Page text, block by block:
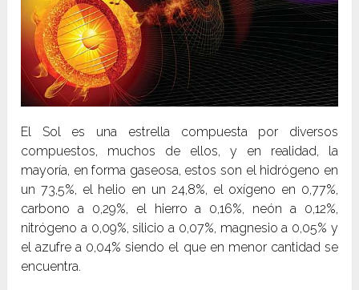
El Sol es una estrella compuesta por diversos
compuestos, muchos de ellos, y en realidad, la
mayoría, en forma gaseosa, estos son el hidrógeno en
un 73,5%, el helio en un 24,8%, el oxígeno en 0,77%,
carbono a 0,29%, el hierro a 0,16%, neón a 0,12%,
nitrógeno a 0,09%, silicio a 0,07%, magnesio a 0,05% y
el azufre a 0,04% siendo el que en menor cantidad se
encuentra.